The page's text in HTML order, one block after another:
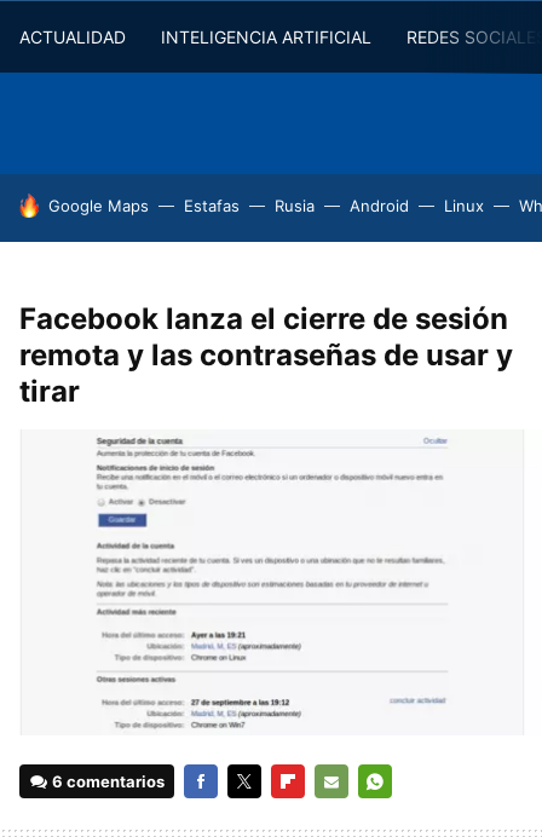
ACTUALIDAD INTELIGENCIA ARTIFICIAL REDES
HOY SE HABLA DE
Google Maps Estafas Rusia Android Linux
Facebook lanza el cierre de sesión
remota y las contraseñas de usar y
tirar
6 comentarios